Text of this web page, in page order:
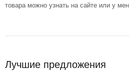
товара можно узнать на сайте или у
Лучшие предложения